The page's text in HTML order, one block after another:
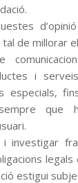
de millorar
i
especials,
que
investigar
estigui